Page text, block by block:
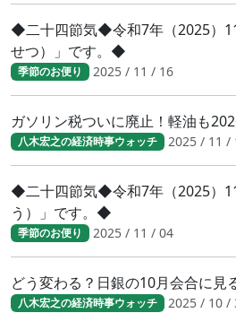
◆二十四節気◆令和7年（2025）
せつ）」です。◆
季節のお便り 2025 / 11 / 16
ガソリン税ついに廃止！軽油も
八木宏之の経済時事ウォッチ 2025 / 11 /
◆二十四節気◆令和7年（2025）
う）」です。◆
季節のお便り 2025 / 11 / 04
どう変わる？日銀の10月会合に見
八木宏之の経済時事ウォッチ 2025 / 10 /